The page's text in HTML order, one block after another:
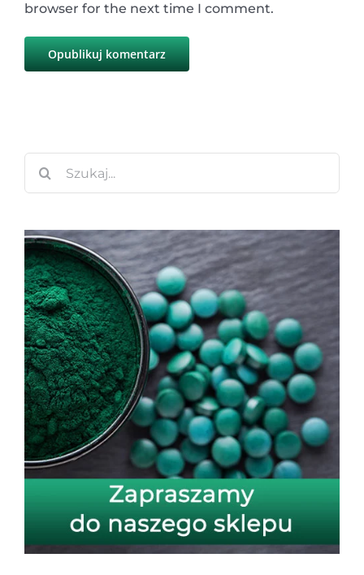
browser for the next time I comment.